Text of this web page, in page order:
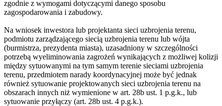
zgodnie z wymogami dotyczącymi danego sposobu
zagospodarowania i zabudowy.
Na wniosek inwestora lub projektanta sieci uzbrojenia terenu,
podmiotu zarządzającego siecią uzbrojenia terenu lub wójta
(burmistrza, prezydenta miasta), uzasadniony w szczególności
potrzebą wyeliminowania zagrożeń wynikających z możliwej kolizji
między sytuowanymi na tym samym terenie sieciami uzbrojenia
terenu, przedmiotem narady koordynacyjnej może być jednak
również sytuowanie projektowanych sieci uzbrojenia terenu na
obszarach innych niż wymienione w art. 28b ust. 1 p.g.k., lub
sytuowanie przyłączy (art. 28b ust. 4 p.g.k.).